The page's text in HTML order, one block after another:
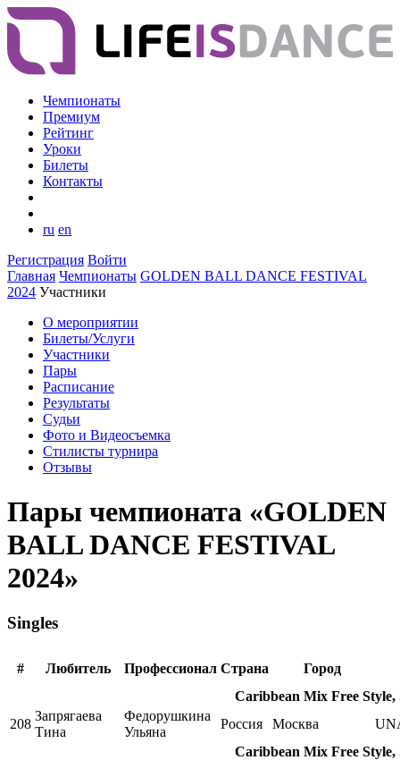
Чемпионаты
Премиум
Рейтинг
Уроки
Билеты
Контакты
ru en
Регистрация Войти
Главная Чемпионаты GOLDEN BALL DANCE FESTIVAL
2024 Участники
О мероприятии
Билеты/Услуги
Участники
Пары
Расписание
Результаты
Судьи
Фото и Видеосъемка
Стилисты турнира
Отзывы
Пары чемпионата «GOLDEN
BALL DANCE FESTIVAL
2024»
Singles
# Любитель Профессионал Страна
Город
Caribbean Mix Free Style,
208
Запрягаева
Тина
Федорушкина
Ульяна
Россия Москва
Caribbean Mix Free Style,